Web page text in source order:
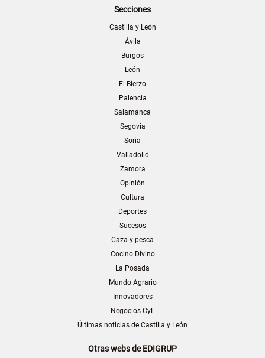
Secciones
Castilla y León
Ávila
Burgos
León
El Bierzo
Palencia
Salamanca
Segovia
Soria
Valladolid
Zamora
Opinión
Cultura
Deportes
Sucesos
Caza y pesca
Cocino Divino
La Posada
Mundo Agrario
Innovadores
Negocios CyL
Últimas noticias de Castilla y León
Otras webs de EDIGRUP